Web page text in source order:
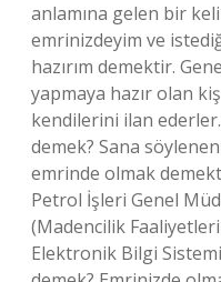
anlamına gelen bir
emrinizdeyim ve
hazırım demektir.
yapmaya hazır olan
kendilerini ilan
demek? Sana
emrinde olmak
Petrol İşleri Genel
(Madencilik
Elektronik Bilgi